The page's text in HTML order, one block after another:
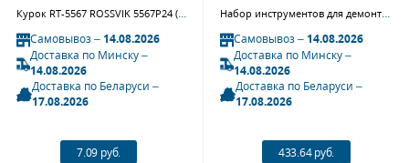
Самовывоз –14.08.2026
Доставка по Минску –
14.08.2026
Доставка по Беларуси –
17.08.2026
7.09 руб.
Самовывоз –14.08.2026
Доставка по Минску –
14.08.2026
Доставка по Беларуси –
17.08.2026
433.64 руб.